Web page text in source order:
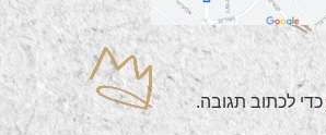
כדי לכתוב תגובה.